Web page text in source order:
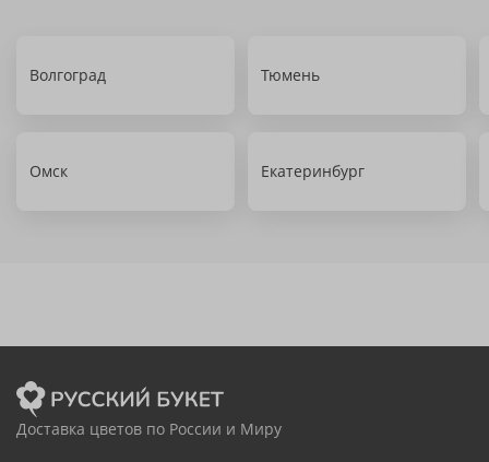
Волгоград Тюмень
Омск Екатеринбург
Доставка цветов по России и Миру